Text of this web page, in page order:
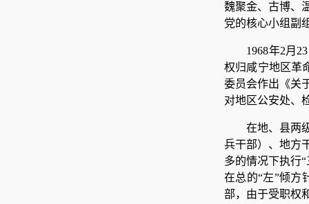
魏聚金、古博、
党的核心小组副
1968年2月
权归咸宁地区革
委员会作出《关
对地区公安处、
在地、县两
兵干部）、地方
多的情况下执行
在总的“左”倾方
部，由于受职权